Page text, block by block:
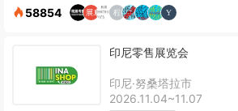
58854
印尼零售展览会
印尼·努桑塔拉市
2026.11.04~11.07